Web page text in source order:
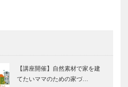
【講座開催】自然素材で家を建
てたいママのための家づ…